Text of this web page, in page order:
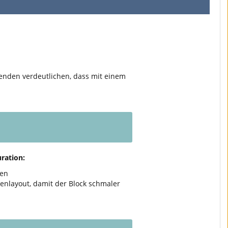
verdeutlichen, dass mit einem
damit der Block schmaler